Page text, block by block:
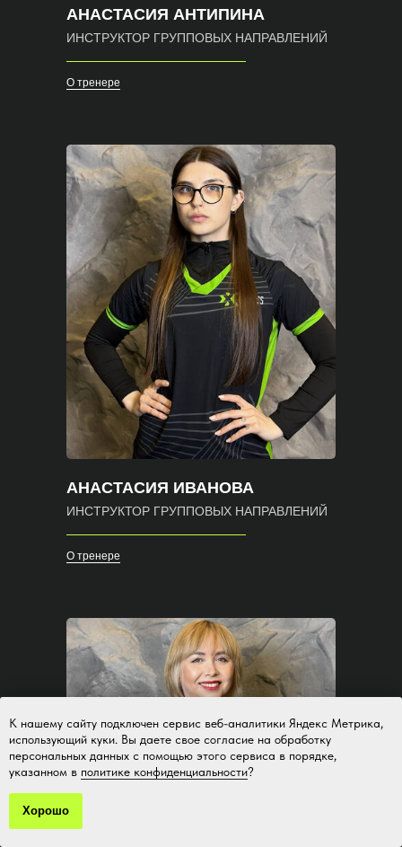
АНАСТАСИЯ АНТИПИНА
ИНСТРУКТОР ГРУППОВЫХ НАПРАВЛЕНИЙ
О тренере
АНАСТАСИЯ ИВАНОВА
ИНСТРУКТОР ГРУППОВЫХ НАПРАВЛЕНИЙ
О тренере
К нашему сайту подключен сервис веб-аналитики Яндекс Метрика,
использующий куки. Вы даете свое согласие на обработку
персональных данных с помощью этого сервиса в порядке,
указанном в политике конфиденциальности?
Хорошо